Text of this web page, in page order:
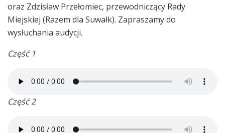
oraz Zdzisław Przełomiec, przewodniczący Rady
Miejskiej (Razem dla Suwałk). Zapraszamy do
wysłuchania audycji.
Część 1
Część 2